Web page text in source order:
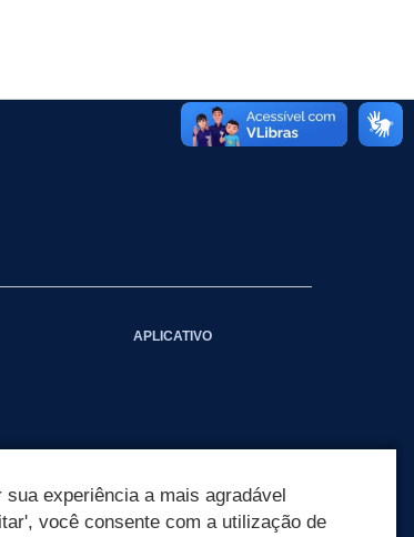
APLICATIVO
experiência a mais agradável
você consente com a utilização de